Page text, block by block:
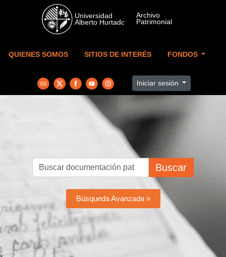
Skip to main content
QUIENES SOMOS SITIOS DE INTERÉS FONDOS
Iniciar sesión
Buscar
Búsqueda Avanzada »